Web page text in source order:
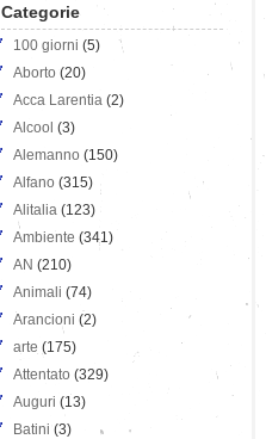
Categorie
100 giorni (5)
Aborto (20)
Acca Larentia (2)
Alcool (3)
Alemanno (150)
Alfano (315)
Alitalia (123)
Ambiente (341)
AN (210)
Animali (74)
Arancioni (2)
arte (175)
Attentato (329)
Auguri (13)
Batini (3)